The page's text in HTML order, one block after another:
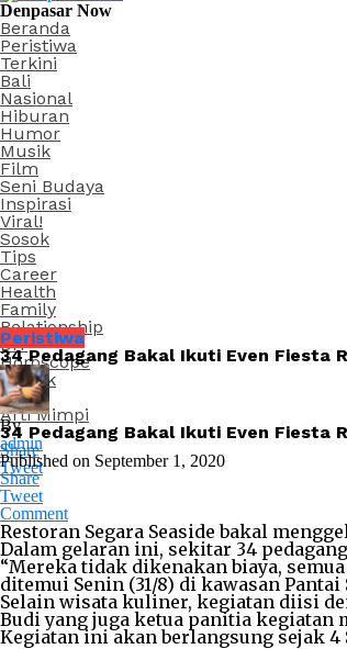
Denpasar Now
Beranda
Peristiwa
Terkini
Bali
Nasional
Hiburan
Humor
Musik
Film
Seni Budaya
Inspirasi
Viral!
Sosok
Tips
Career
Health
Family
Relationship
DIY
Horoscope
Zodiak
Tarot
Arti Mimpi
34 Pedagang Bakal Ikuti Even Fiesta
Share
Tweet
Peristiwa
34 Pedagang Bakal Ikuti Even Fiesta
By
admin
Published on September 1, 2020
Share
Tweet
Comment
Restoran Segara Seaside bakal
Dalam gelaran ini, sekitar 34
“Mereka tidak dikenakan biaya,
ditemui Senin (31/8) di kawasan Pantai
Selain wisata kuliner, kegiatan diisi
Budi yang juga ketua panitia kegiatan
Kegiatan ini akan berlangsung sejak 4